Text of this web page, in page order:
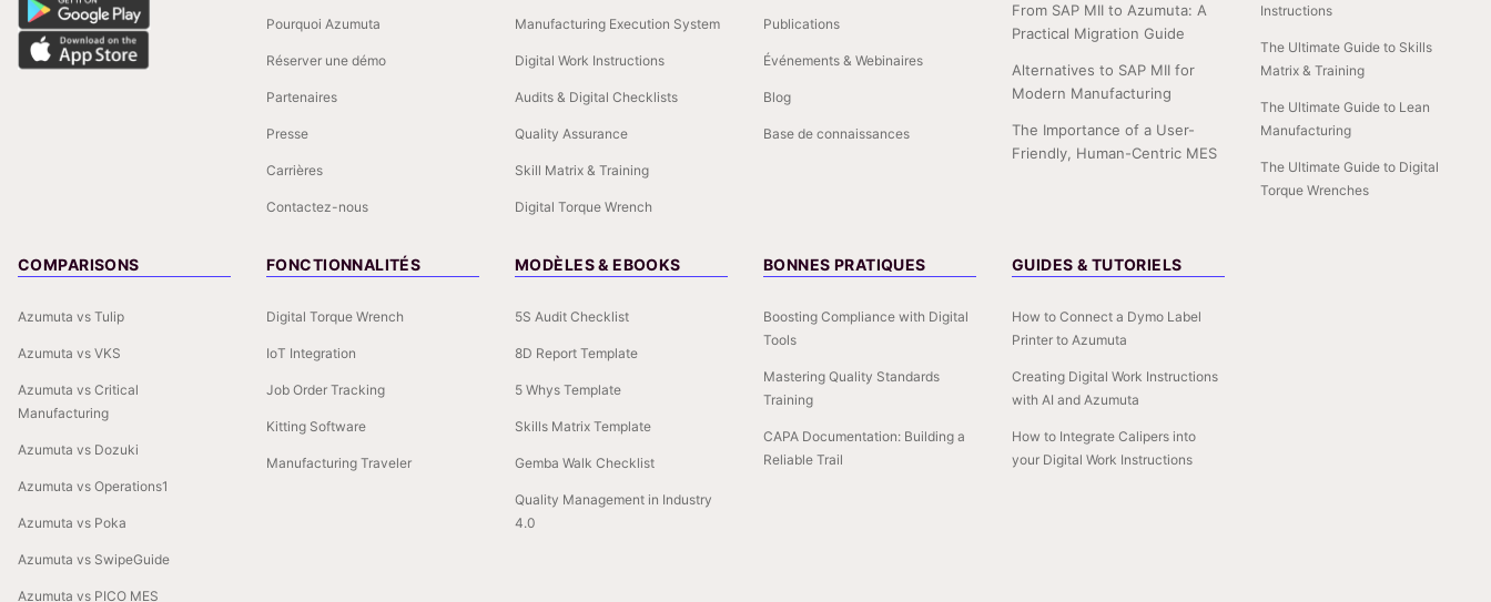
Pourquoi Azumuta
Réserver une démo
Partenaires
Presse
Carrières
Contactez-nous
Manufacturing Execution System
Digital Work Instructions
Audits & Digital Checklists
Quality Assurance
Skill Matrix & Training
Digital Torque Wrench
Publications
Événements & Webinaires
Blog
Base de connaissances
From SAP MII to Azumuta: A
Practical Migration Guide
Alternatives to SAP MII for
Modern Manufacturing
The Importance of a User-
Friendly, Human-Centric MES
Instructions
The Ultimate Guide to Skills
Matrix & Training
The Ultimate Guide to Lean
Manufacturing
The Ultimate Guide to Digital
Torque Wrenches
COMPARISONS
Azumuta vs Tulip
Azumuta vs VKS
Azumuta vs Critical
Manufacturing
Azumuta vs Dozuki
Azumuta vs Operations1
Azumuta vs Poka
Azumuta vs SwipeGuide
Azumuta vs PICO MES
FONCTIONNALITÉS
Digital Torque Wrench
IoT Integration
Job Order Tracking
Kitting Software
Manufacturing Traveler
MODÈLES & EBOOKS
5S Audit Checklist
8D Report Template
5 Whys Template
Skills Matrix Template
Gemba Walk Checklist
Quality Management in Industry
4.0
BONNES PRATIQUES
Boosting Compliance with Digital
Tools
Mastering Quality Standards
Training
CAPA Documentation: Building a
Reliable Trail
GUIDES & TUTORIELS
How to Connect a Dymo Label
Printer to Azumuta
Creating Digital Work Instructions
with AI and Azumuta
How to Integrate Calipers into
your Digital Work Instructions